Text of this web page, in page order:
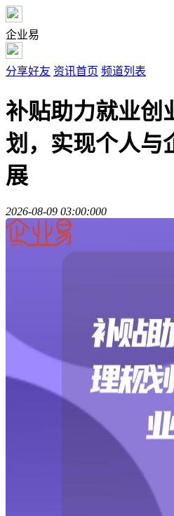
企业易
分享好友 资讯首页 频道列表
补贴助力就业创
划，实现个人与
展
2026-08-09 03:00:000